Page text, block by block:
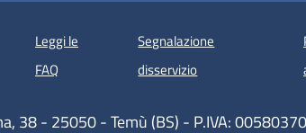
scheda).
Leggi le
FAQ
Segnalazione
disservizio
38 - 25050 - Temù (BS) - P.IVA: